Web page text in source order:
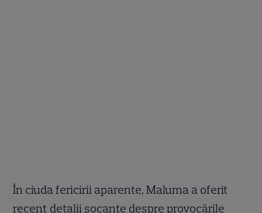
În ciuda fericirii aparente, Maluma a oferit
recent detalii șocante despre provocările